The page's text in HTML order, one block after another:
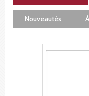
Nouveautés